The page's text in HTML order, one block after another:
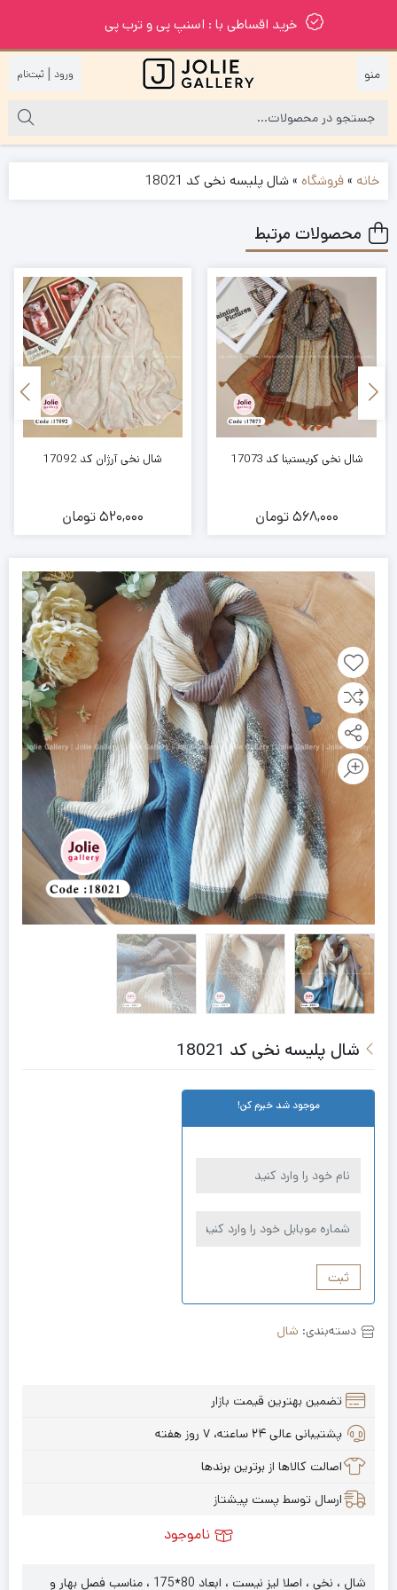
خرید اقساطی با : اسنپ پی و ترب پی
|
خانه »فروشگاه »شال پلیسه نخی کد 18021
محصولات مرتبط
شال نخی کریستینا کد 17073
568,000تومان
شال نخی آرژان کد 17092
520,000تومان
شال پلیسه نخی کد 18021
موجود شد خبرم کن!
ثبت
دسته‌بندی: شال
تضمین بهترین قیمت بازار
پشتیبانی عالی ۲۴ ساعته، ۷ روز هفته
اصالت کالاها از برترین برندها
ارسال توسط پست پیشتاز
ناموجود
شال ، نخی ، اصلا لیز نیست ، ابعاد 80*175 ، مناسب فصل بهار و